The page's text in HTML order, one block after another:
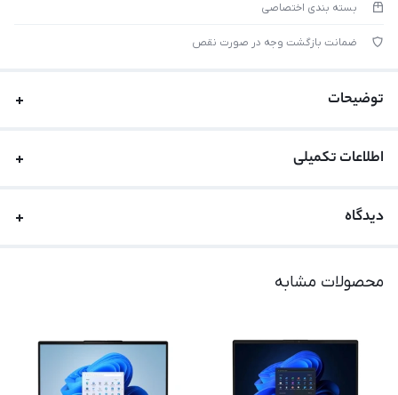
بسته بندی اختصاصی
ضمانت بازگشت وجه در صورت نقص
توضیحات
اطلاعات تکمیلی
دیدگاه
محصولات مشابه